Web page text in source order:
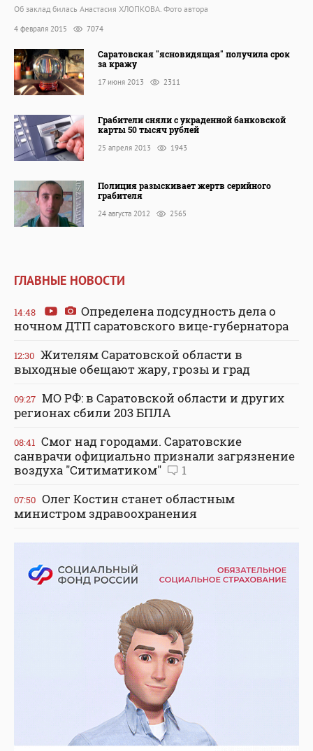
Об заклад билась Анастасия ХЛОПКОВА. Фото автора
4 февраля 2015 7074
Саратовская "ясновидящая" получила срок
за кражу
17 июня 2013 2311
Грабители сняли с украденной банковской
карты 50 тысяч рублей
25 апреля 2013 1943
Полиция разыскивает жертв серийного
грабителя
24 августа 2012 2565
ГЛАВНЫЕ НОВОСТИ
14:48
Определена подсудность дела о
ночном ДТП саратовского вице-губернатора
12:30 Жителям Саратовской области в
выходные обещают жару, грозы и град
09:27 МО РФ: в Саратовской области и других
регионах сбили 203 БПЛА
08:41 Смог над городами. Саратовские
санврачи официально признали загрязнение
воздуха "Ситиматиком"
1
07:50 Олег Костин станет областным
министром здравоохранения